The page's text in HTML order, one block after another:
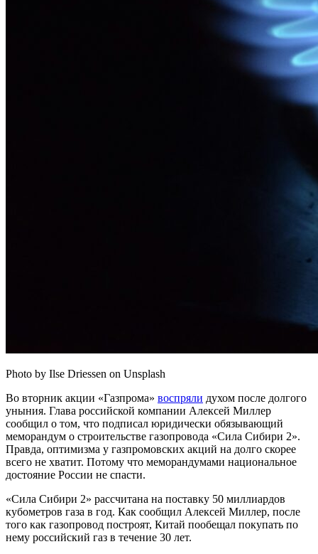
Photo by Ilse Driessen on Unsplash
Во вторник акции «Газпрома» воспряли духом после долгого
уныния. Глава российской компании Алексей Миллер
сообщил о том, что подписал юридически обязывающий
меморандум о строительстве газопровода «Сила Сибири 2».
Правда, оптимизма у газпромовских акций на долго скорее
всего не хватит. Потому что меморандумами национальное
достояние России не спасти.
«Сила Сибири 2» рассчитана на поставку 50 миллиардов
кубометров газа в год. Как сообщил Алексей Миллер, после
того как газопровод построят, Китай пообещал покупать по
нему российский газ в течение 30 лет.